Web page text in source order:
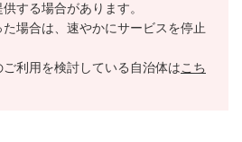
する場合があります。
場合は、速やかにサービスを停止
利用を検討している自治体はこち